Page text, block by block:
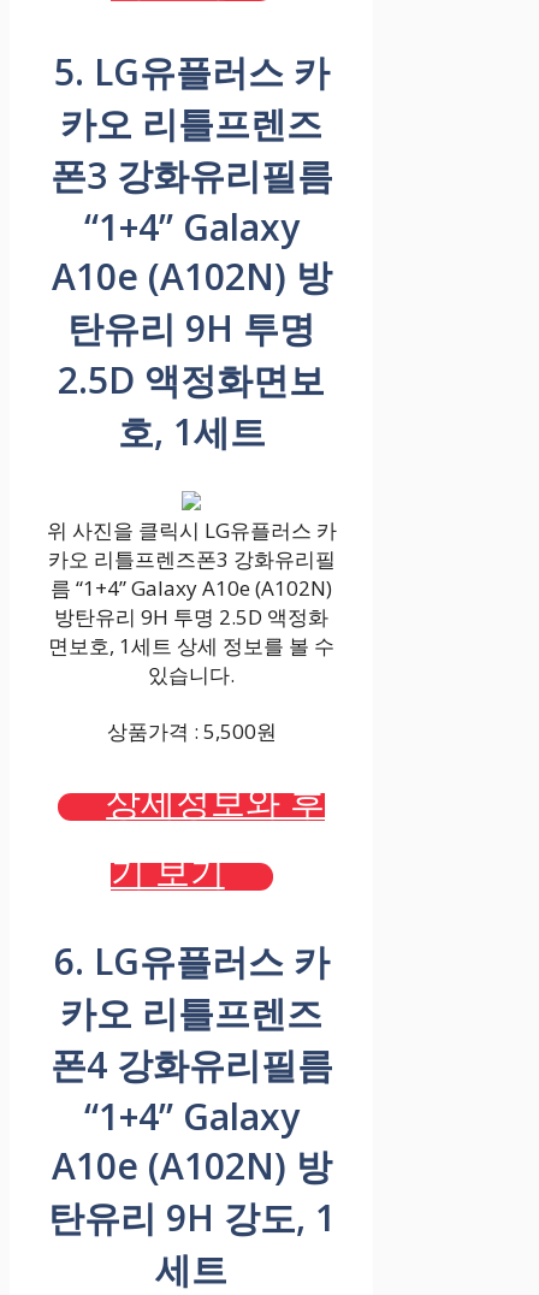
5. LG유플러스 카
카오 리틀프렌즈
폰3 강화유리필름
“1+4” Galaxy
A10e (A102N) 방
탄유리 9H 투명
2.5D 액정화면보
호, 1세트
위 사진을 클릭시 LG유플러스 카
카오 리틀프렌즈폰3 강화유리필
름 “1+4” Galaxy A10e (A102N)
방탄유리 9H 투명 2.5D 액정화
면보호, 1세트 상세 정보를 볼 수
있습니다.
상품가격 : 5,500원
상세정보와 후
기 보기
6. LG유플러스 카
카오 리틀프렌즈
폰4 강화유리필름
“1+4” Galaxy
A10e (A102N) 방
탄유리 9H 강도, 1
세트